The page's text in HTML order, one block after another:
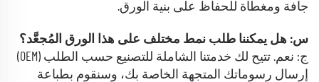
جافة ومغطاة للحفاظ على بنية الورق.
س: هل يمكننا طلب نمط مختلف على هذا الورق المُجعَّد؟
ج: نعم. تتيح لك خدمتنا الشاملة للتصنيع حسب الطلب (OEM)
إرسال رسوماتك المتجهة الخاصة بك، وسنقوم بطباعة